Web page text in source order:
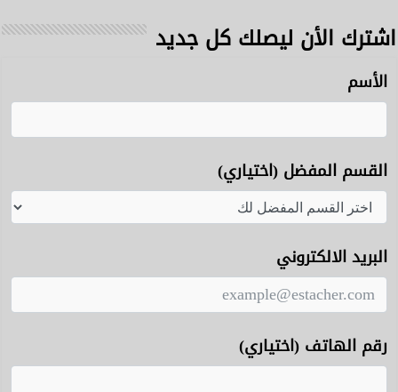
اشترك الأن ليصلك كل جديد
الأسم
القسم المفضل (اختياري)
البريد الالكتروني
رقم الهاتف (اختياري)